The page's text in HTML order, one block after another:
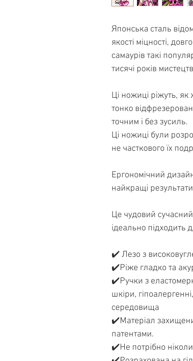
Японська сталь
якості міцності,
самаурів такі
тисячі років
Ці ножиці ріжуть, як
тонко
точним і без зусиль.
Ці ножиці були
не часткового їх
Ергономічний
найкращі
Це чудовий сучасний
ідеально підходить
✔️ Лезо з
✔️Ріже гладко та
✔️Ручки з
шкіри,
середовища
✔️Матеріал
патентами.
✔️Не потрібно